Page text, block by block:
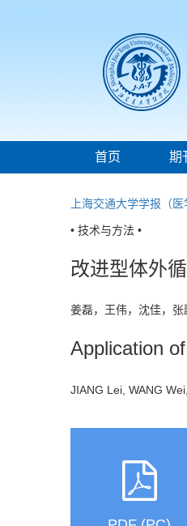
首页 期
上海交通大学学报（医
• 技术与方法 •
改进型体外
姜磊，王伟，沈佳，
Application
JIANG Lei, WANG